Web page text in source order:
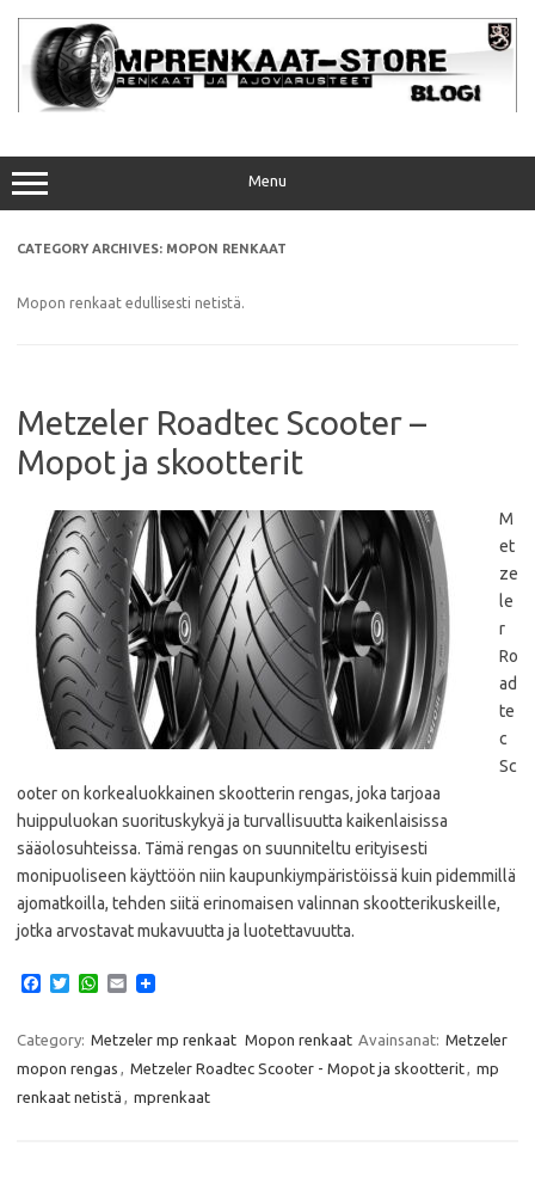
content
Menu
CATEGORY ARCHIVES: MOPON RENKAAT
Mopon renkaat edullisesti netistä.
Metzeler Roadtec Scooter –
Mopot ja skootterit
M
et
ze
le
r
Ro
ad
te
c
Sc
ooter on korkealuokkainen skootterin rengas, joka tarjoaa
huippuluokan suorituskykyä ja turvallisuutta kaikenlaisissa
sääolosuhteissa. Tämä rengas on suunniteltu erityisesti
monipuoliseen käyttöön niin kaupunkiympäristöissä kuin pidemmillä
ajomatkoilla, tehden siitä erinomaisen valinnan skootterikuskeille,
jotka arvostavat mukavuutta ja luotettavuutta.
e
o
o
T
t
e
r
W
t
A
p
E
i
Category: Metzeler mp renkaat Mopon renkaat Avainsanat: Metzeler
mopon rengas , Metzeler Roadtec Scooter - Mopot ja skootterit, mp
renkaat netistä , mprenkaat